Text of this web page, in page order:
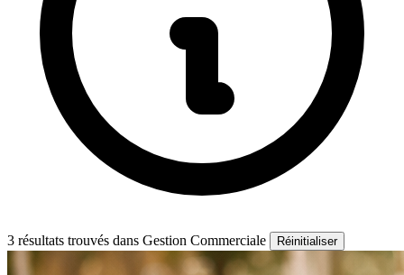
3 résultats trouvés dans Gestion Commerciale Réinitialiser